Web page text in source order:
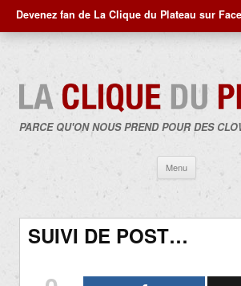
Devenez fan de La Clique du Plateau sur
PARCE QU'ON NOUS PREND POUR DES
Menu
contenu
SUIVI DE POST…